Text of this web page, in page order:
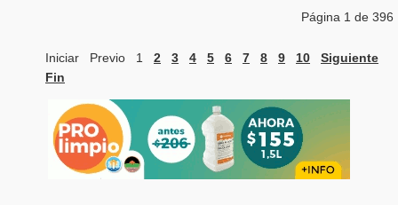
Página 1 de 396
Iniciar Previo 1 2 3 4 5 6 7 8 9 10
Siguiente
Fin